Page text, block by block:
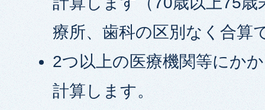
療所、歯科の区別なく合算
2つ以上の医療機関等にか
計算します。